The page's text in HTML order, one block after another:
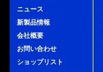
ニュース
新製品情報
会社概要
お問い合わせ
ショップリスト